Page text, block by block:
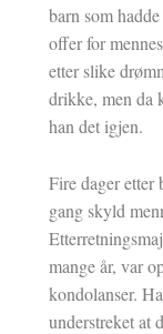
barn som
offer for
etter slike
drikke, men da
han det igjen.
Fire dager etter
gang skyld
mange år, var
kondolanser.
understreket at